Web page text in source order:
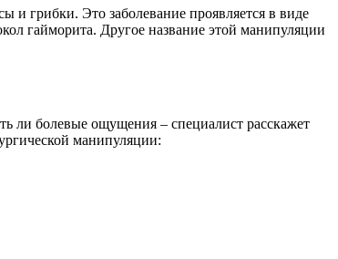
и грибки. Это заболевание проявляется в виде
гайморита. Другое название этой манипуляции
ли болевые ощущения – специалист расскажет
манипуляции: